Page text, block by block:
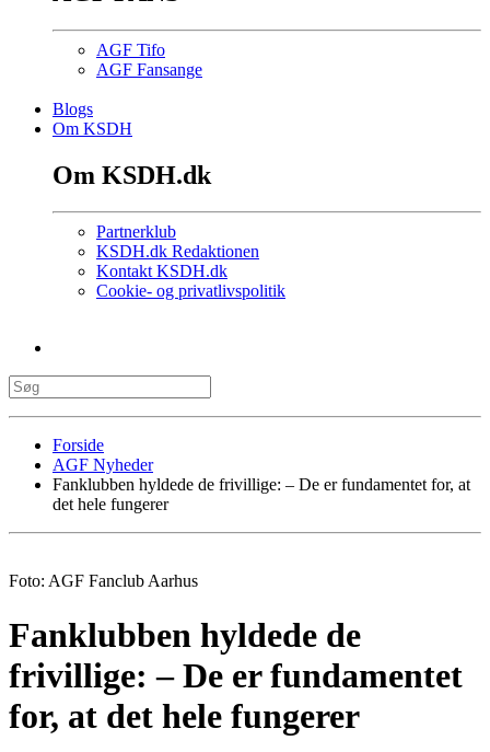
AGF Tifo
AGF Fansange
Blogs
Om KSDH
Om KSDH.dk
Partnerklub
KSDH.dk Redaktionen
Kontakt KSDH.dk
Cookie- og privatlivspolitik
Forside
AGF Nyheder
Fanklubben hyldede de frivillige: – De er fundamentet for, at
det hele fungerer
Foto: AGF Fanclub Aarhus
Fanklubben hyldede de
frivillige: – De er fundamentet
for, at det hele fungerer